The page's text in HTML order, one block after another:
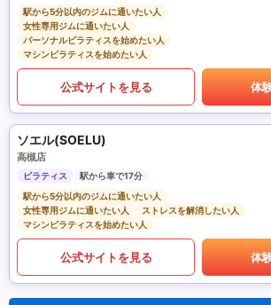
駅から5分以内のジムに通いたい人
女性専用ジムに通いたい人
パーソナルピラティスを始めたい人
マシンピラティスを始めたい人
公式サイトを見る 体
ソエル(SOELU)
高槻店
ピラティス
駅から車で17分
駅から5分以内のジムに通いたい人
女性専用ジムに通いたい人
ストレスを解消したい人
マシンピラティスを始めたい人
公式サイトを見る 体